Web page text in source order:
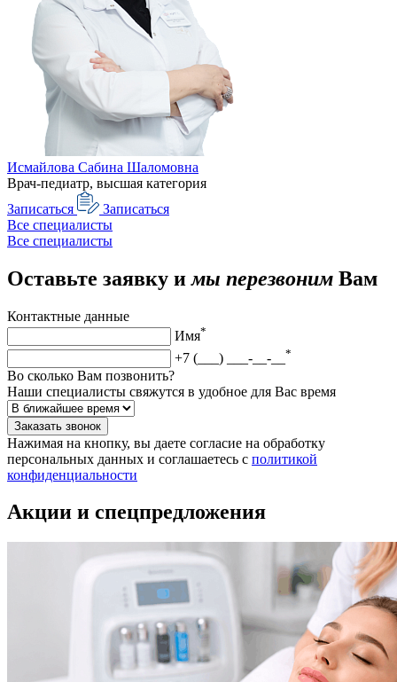
Исмайлова Сабина Шаломовна
Врач-педиатр, высшая категория
Записаться
Записаться
Все специалисты
Все специалисты
Оставьте заявку имы перезвоним Вам
Контактные данные
Имя*
+7 (___) ___-__-__ *
Во сколько Вам позвонить?
Наши специалисты свяжутся в удобное для Вас время
Заказать звонок
Нажимая на кнопку, вы даете согласие на обработку
персональных данных и соглашаетесь c политикой
конфиденциальности
Акции и спецпредложения